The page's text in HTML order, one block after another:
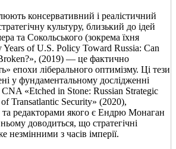
консервативний і реалістичний
культуру, близький до ідей
та Сокольського (зокрема їхня
Years of U.S. Policy Toward Russia: Can
(2019) — це фактично
епохи ліберального оптимізму. Ці тези
у фундаментальному дослідженні
«Etched in Stone: Russian Strategic
Transatlantic Security» (2020),
редакторами якого є Ендрю Монаган
доводиться, що стратегічні
з часів імперії.